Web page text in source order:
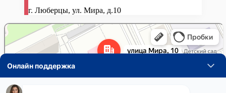
г. Люберцы, ул. Мира, д.10